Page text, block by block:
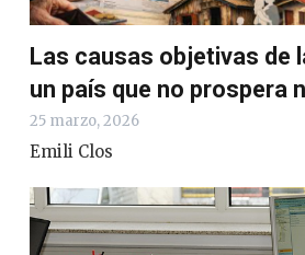
Las causas objetivas de
un país que no prospera
25 marzo, 2026
Emili Clos